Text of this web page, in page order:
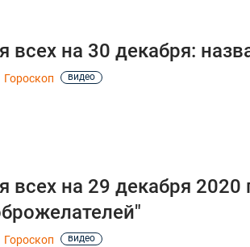
всех на 30 декабря:
Гороскоп видео
всех на 29 декабря
Гороскоп видео